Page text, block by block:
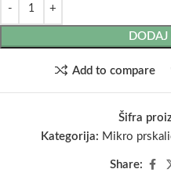
Add to compare
Šifra
Kategorija: Mikro
Share: